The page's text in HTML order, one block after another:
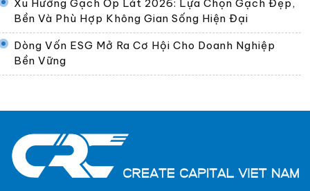
Xu Hướng Gạch Ốp Lát 2026: Lựa Chọn Gạch Đẹp,
Bền Và Phù Hợp Không Gian Sống Hiện Đại
Dòng Vốn ESG Mở Ra Cơ Hội Cho Doanh Nghiệp
Bền Vững